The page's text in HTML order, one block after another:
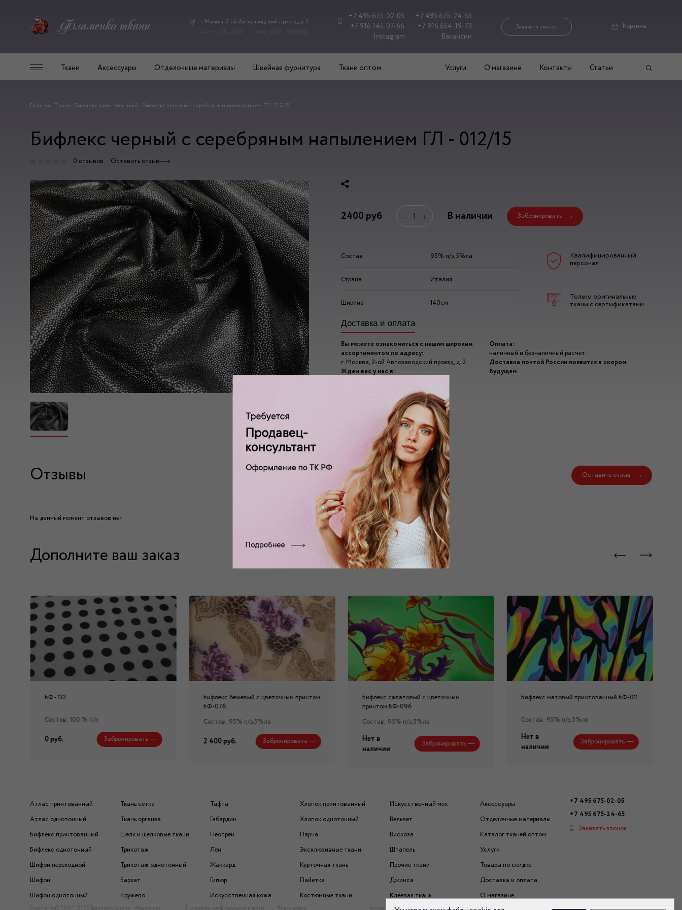
г. Москва, 2-ой Автозаводский проезд, д. 2
+7 495 675-02-05
+7 495 675-24-65
+7 916 145-07-66
+7 916 654-19-73
Instagram
Вакансии
Заказать звонок Корзина
Ткани Аксессуары Отделочные материалы Швейная фурнитура Ткани оптом Услуги О магазине Контакты Статьи
Главная - Ткани - Бифлекс принтованный - Бифлекс черный с серебряным напылением ГЛ - 012/15
Бифлекс черный с серебряным напылением ГЛ - 012/15
0 отзывов Оставить отзыв
2400 руб − + В наличии Забронировать
Состав 95% п/э,5%ла
Страна Италия
Ширина 140см
Квалифицированный
персонал
Только оригинальные
ткани с сертификатами
Доставка и оплата
Вы можете ознакомиться с нашим широким
ассортиментом по адресу:
г. Москва, 2-ой Автозаводский проезд, д. 2
Ждем вас у нас в:
сб/вс: 10.00 - 19.00/18.00
Оплата:
наличный и безналичный расчет
Доставка почтой России появится в скором
будущем
Отзывы Оставить отзыв
На данный момент отзывов нет
Дополните ваш заказ
БФ - 132
Состав: 100 % п/э
0 руб. Забронировать
Бифлекс бежевый с цветочным принтом
БФ-076
Состав: 95% п/э,5%ла
2 400 руб. Забронировать
Бифлекс салатовый с цветочным
принтом БФ-096
Состав: 95% п/э,5%ла
Нет в
наличии
Забронировать
Бифлекс матовый принтованный БФ-011
Состав: 95% п/э,5%ла
Нет в
наличии
Забронировать
Атлас принтованный
Атлас однотонный
Бифлекс принтованный
Бифлекс однотонный
Шифон переходной
Шифон
Шифон однотонный
Ткань сетка
Ткань органза
Шелк и шелковые ткани
Трикотаж
Трикотаж однотонный
Бархат
Кружево
Тафта
Габардин
Неопрен
Лён
Жаккард
Гипюр
Искусственная кожа
Хлопок принтованный
Хлопок однотонный
Парча
Эксклюзивные ткани
Курточная ткань
Пайетка
Костюмные ткани
Искусственный мех
Вельвет
Вискоза
Штапель
Прочие ткани
Джинса
Клеевая ткань
Аксессуары
Отделочные материалы
Каталог тканей оптом
Услуги
Товары по скидке
Доставка и оплата
О магазине
+7 495 675-02-05
+7 495 675-24-65
Заказать звонок
Copyright © 2007 - 2026 flamencotkani.ru - Фламенко Политика конфиденциальности Карта сайта Instagram